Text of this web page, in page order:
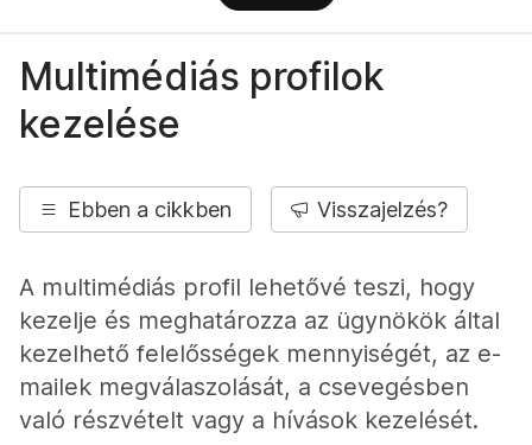
Multimédiás profilok
kezelése
Ebben a cikkben Visszajelzés?
A multimédiás profil lehetővé teszi, hogy
kezelje és meghatározza az ügynökök által
kezelhető felelősségek mennyiségét, az e-
mailek megválaszolását, a csevegésben
való részvételt vagy a hívások kezelését.